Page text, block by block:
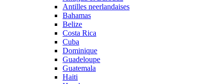
Antilles neerlandaises
Bahamas
Belize
Costa Rica
Cuba
Dominique
Guadeloupe
Guatemala
Haiti